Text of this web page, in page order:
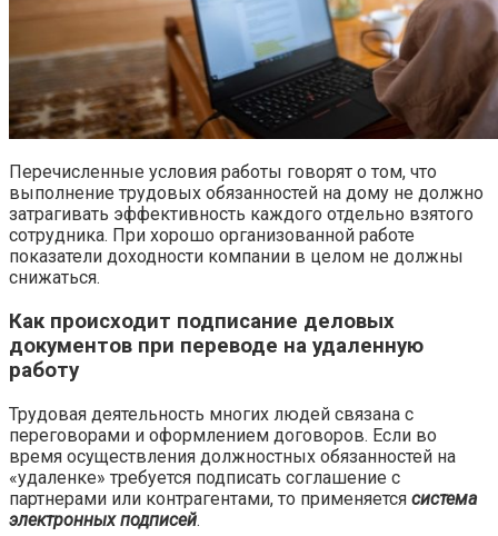
Перечисленные условия работы говорят о том, что
выполнение трудовых обязанностей на дому не должно
затрагивать эффективность каждого отдельно взятого
сотрудника. При хорошо организованной работе
показатели доходности компании в целом не должны
снижаться.
Как происходит подписание деловых
документов при переводе на удаленную
работу
Трудовая деятельность многих людей связана с
переговорами и оформлением договоров. Если во
время осуществления должностных обязанностей на
«удаленке» требуется подписать соглашение с
партнерами или контрагентами, то применяется система
электронных подписей.